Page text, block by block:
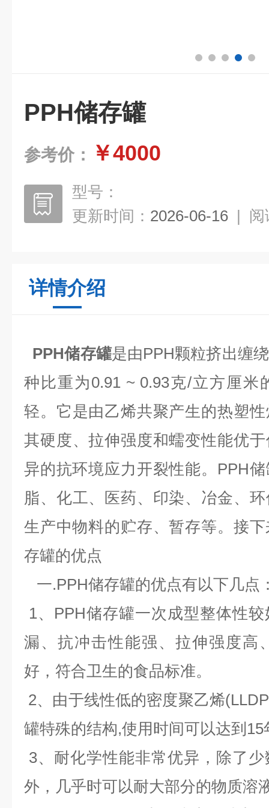
PPH储存罐
参考价： ￥4000
型号：
更新时间： 2026-06-16 | 阅
详情介绍
PPH储存罐是由PPH颗粒挤出缠
种比重为0.91 ~ 0.93克/立方厘米
轻。它是由乙烯共聚产生的热塑
其硬度、拉伸强度和蠕变性能优
异的抗环境应力开裂性能。 PPH
脂、化工、医药、印染、冶金、
生产中物料的贮存、暂存等。接
存罐的优点
一.PPH储存罐的优点有以下几点
1、PPH储存罐一次成型整体性
漏、抗冲击性能强、拉伸强度高
好，符合卫生的食品标准。
2、由于线性低的密度聚乙烯
罐特殊的结构,使用时间可以达到15
3、耐化学性能非常优异，除了
外，几乎时可以耐大部分的物质溶